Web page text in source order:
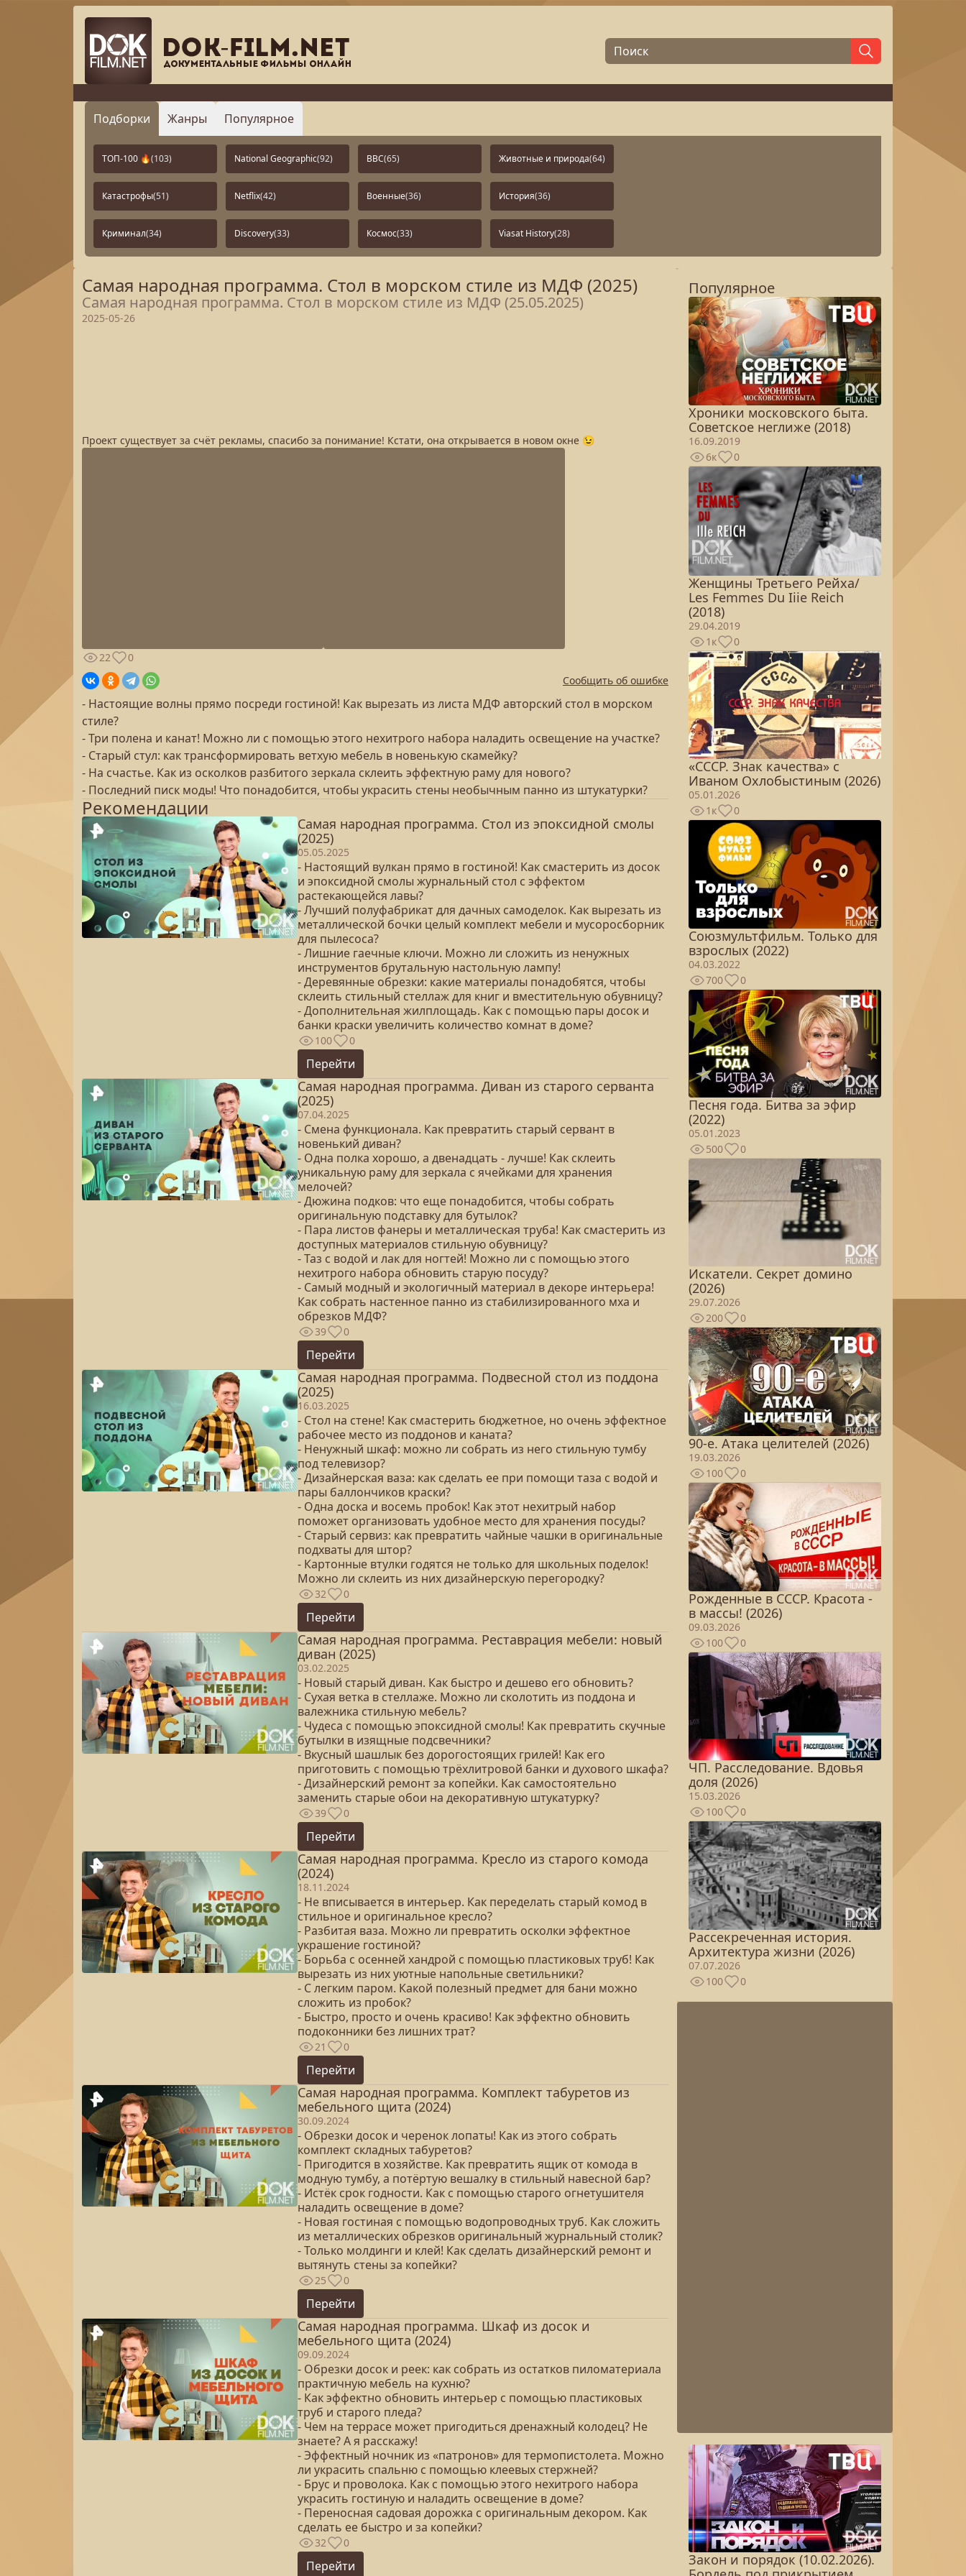
Подборки Жанры Популярное
ТОП-100 🔥(103) National Geographic(92) BBC(65) Животные и природа(64)
Катастрофы(51) Netflix(42) Военные(36) История(36)
Криминал(34) Discovery(33) Космос(33) Viasat History(28)
Самая народная программа. Стол в морском стиле из МДФ (2025)
Самая народная программа. Стол в морском стиле из МДФ (25.05.2025)
2025-05-26
Проект существует за счёт рекламы, спасибо за понимание! Кстати, она открывается в новом окне 😉
22
0
Сообщить об ошибке
- Настоящие волны прямо посреди гостиной! Как вырезать из листа МДФ авторский стол в морском
стиле?
- Три полена и канат! Можно ли с помощью этого нехитрого набора наладить освещение на участке?
- Старый стул: как трансформировать ветхую мебель в новенькую скамейку?
- На счастье. Как из осколков разбитого зеркала склеить эффектную раму для нового?
- Последний писк моды! Что понадобится, чтобы украсить стены необычным панно из штукатурки?
Рекомендации
Самая народная программа. Стол из эпоксидной смолы
(2025)
05.05.2025
- Настоящий вулкан прямо в гостиной! Как смастерить из досок
и эпоксидной смолы журнальный стол с эффектом
растекающейся лавы?
- Лучший полуфабрикат для дачных самоделок. Как вырезать из
металлической бочки целый комплект мебели и мусоросборник
для пылесоса?
- Лишние гаечные ключи. Можно ли сложить из ненужных
инструментов брутальную настольную лампу!
- Деревянные обрезки: какие материалы понадобятся, чтобы
склеить стильный стеллаж для книг и вместительную обувницу?
- Дополнительная жилплощадь. Как с помощью пары досок и
банки краски увеличить количество комнат в доме?
100 0
Перейти
Самая народная программа. Диван из старого серванта
(2025)
07.04.2025
- Смена функционала. Как превратить старый сервант в
новенький диван?
- Одна полка хорошо, а двенадцать - лучше! Как склеить
уникальную раму для зеркала с ячейками для хранения
мелочей?
- Дюжина подков: что еще понадобится, чтобы собрать
оригинальную подставку для бутылок?
- Пара листов фанеры и металлическая труба! Как смастерить из
доступных материалов стильную обувницу?
- Таз с водой и лак для ногтей! Можно ли с помощью этого
нехитрого набора обновить старую посуду?
- Самый модный и экологичный материал в декоре интерьера!
Как собрать настенное панно из стабилизированного мха и
обрезков МДФ?
39 0
Перейти
Самая народная программа. Подвесной стол из поддона
(2025)
16.03.2025
- Стол на стене! Как смастерить бюджетное, но очень эффектное
рабочее место из поддонов и каната?
- Ненужный шкаф: можно ли собрать из него стильную тумбу
под телевизор?
- Дизайнерская ваза: как сделать ее при помощи таза с водой и
пары баллончиков краски?
- Одна доска и восемь пробок! Как этот нехитрый набор
поможет организовать удобное место для хранения посуды?
- Старый сервиз: как превратить чайные чашки в оригинальные
подхваты для штор?
- Картонные втулки годятся не только для школьных поделок!
Можно ли склеить из них дизайнерскую перегородку?
32 0
Перейти
Самая народная программа. Реставрация мебели: новый
диван (2025)
03.02.2025
- Новый старый диван. Как быстро и дешево его обновить?
- Сухая ветка в стеллаже. Можно ли сколотить из поддона и
валежника стильную мебель?
- Чудеса с помощью эпоксидной смолы! Как превратить скучные
бутылки в изящные подсвечники?
- Вкусный шашлык без дорогостоящих грилей! Как его
приготовить с помощью трёхлитровой банки и духового шкафа?
- Дизайнерский ремонт за копейки. Как самостоятельно
заменить старые обои на декоративную штукатурку?
39 0
Перейти
Самая народная программа. Кресло из старого комода
(2024)
18.11.2024
- Не вписывается в интерьер. Как переделать старый комод в
стильное и оригинальное кресло?
- Разбитая ваза. Можно ли превратить осколки эффектное
украшение гостиной?
- Борьба с осенней хандрой с помощью пластиковых труб! Как
вырезать из них уютные напольные светильники?
- С легким паром. Какой полезный предмет для бани можно
сложить из пробок?
- Быстро, просто и очень красиво! Как эффектно обновить
подоконники без лишних трат?
21 0
Перейти
Самая народная программа. Комплект табуретов из
мебельного щита (2024)
30.09.2024
- Обрезки досок и черенок лопаты! Как из этого собрать
комплект складных табуретов?
- Пригодится в хозяйстве. Как превратить ящик от комода в
модную тумбу, а потёртую вешалку в стильный навесной бар?
- Истёк срок годности. Как с помощью старого огнетушителя
наладить освещение в доме?
- Новая гостиная с помощью водопроводных труб. Как сложить
из металлических обрезков оригинальный журнальный столик?
- Только молдинги и клей! Как сделать дизайнерский ремонт и
вытянуть стены за копейки?
25 0
Перейти
Самая народная программа. Шкаф из досок и
мебельного щита (2024)
09.09.2024
- Обрезки досок и реек: как собрать из остатков пиломатериала
практичную мебель на кухню?
- Как эффектно обновить интерьер с помощью пластиковых
труб и старого пледа?
- Чем на террасе может пригодиться дренажный колодец? Не
знаете? А я расскажу!
- Эффектный ночник из «патронов» для термопистолета. Можно
ли украсить спальню с помощью клеевых стержней?
- Брус и проволока. Как с помощью этого нехитрого набора
украсить гостиную и наладить освещение в доме?
- Переносная садовая дорожка с оригинальным декором. Как
сделать ее быстро и за копейки?
32 0
Перейти
Популярное
Хроники московского быта.
Советское неглиже (2018)
16.09.2019
6к
0
Женщины Третьего Рейха/
Les Femmes Du Iiie Reich
(2018)
29.04.2019
1к
0
«СССР. Знак качества» с
Иваном Охлобыстиным (2026)
05.01.2026
1к
0
Союзмультфильм. Только для
взрослых (2022)
04.03.2022
700
0
Песня года. Битва за эфир
(2022)
05.01.2023
500
0
Искатели. Секрет домино
(2026)
29.07.2026
200
0
90-е. Атака целителей (2026)
19.03.2026
100
0
Рожденные в СССР. Красота -
в массы! (2026)
09.03.2026
100
0
ЧП. Расследование. Вдовья
доля (2026)
15.03.2026
100
0
Рассекреченная история.
Архитектура жизни (2026)
07.07.2026
100
0
Закон и порядок (10.02.2026).